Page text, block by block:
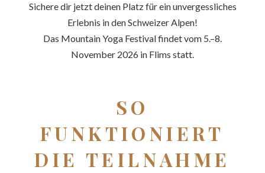
Sichere dir jetzt deinen Platz für ein unvergessliches
Erlebnis in den Schweizer Alpen!
Das Mountain Yoga Festival findet vom 5.–8.
November 2026 in Flims statt.
SO
FUNKTIONIERT
DIE TEILNAHME